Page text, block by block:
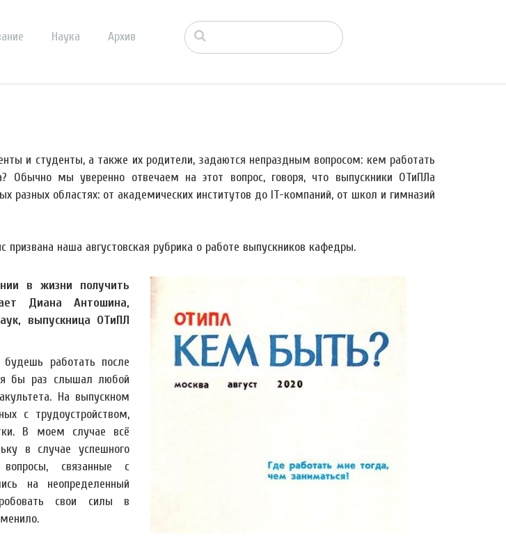
Наука Архив
и студенты, а также их родители, задаются непраздным вопросом: кем работать
Обычно мы уверенно отвечаем на этот вопрос, говоря, что выпускники ОТиПЛа
разных областях: от академических институтов до IT-компаний, от школ и гимназий
призвана наша августовская рубрика о работе выпускников кафедры.
в жизни получить
Диана Антошина,
выпускница ОТиПЛ
работать после
бы раз слышал любой
На выпускном
с трудоустройством,
В моем случае всё
в случае успешного
связанные с
на неопределенный
свои силы в